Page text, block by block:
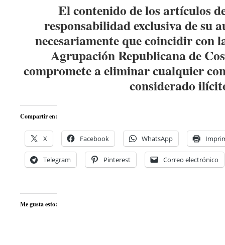
El contenido de los artículos
responsabilidad exclusiva de su
necesariamente que coincidir con
Agrupación Republicana de
compromete a eliminar cualquier
considerado
Compartir en:
X Facebook WhatsApp
Telegram Pinterest Correo electrónico
Me gusta esto: